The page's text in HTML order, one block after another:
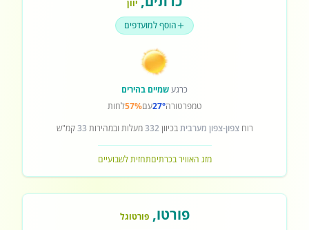
יוון
הוסף למועדפים
כרגעשמיים בהירים
טמפרטורה27°עם57%לחות
רוחצפון-צפון מערביתבכיוון332מעלות ובמהירות 33קמ"ש
מזג האוויר בכרתיםתחזית לשבועיים
פורטו,פורטוגל